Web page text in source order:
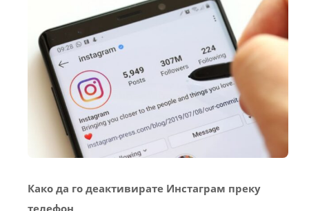
Како да го деактивирате Инстаграм преку